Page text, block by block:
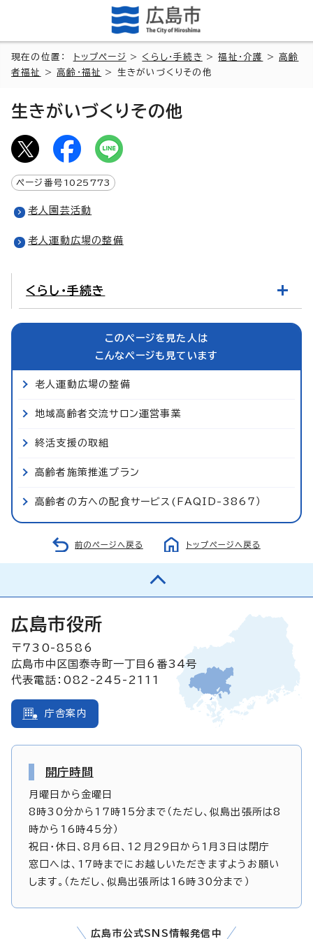
現在の位置： トップページ > くらし・手続き >福祉・介護 >高齢
者福祉
>高齢・福祉 > 生きがいづくりその他
生きがいづくりその他
ページ番号 1025773
老人園芸活動
老人運動広場の整備
くらし・手続き
このページを見た人は
こんなページも見ています
老人運動広場の整備
地域高齢者交流サロン運営事業
終活支援の取組
高齢者施策推進プラン
高齢者の方への配食サービス(FAQID-3867）
前のページへ戻る トップページへ戻る
広島市役所
〒730-8586
広島市中区国泰寺町一丁目6番34号
代表電話：082-245-2111
庁舎案内
開庁時間
月曜日から金曜日
8時30分から17時15分まで（ただし、似島出張所は8
時から16時45分）
祝日・休日、8月6日、12月29日から1月3日は閉庁
窓口へは、17時までにお越しいただきますようお願い
します。（ただし、似島出張所は16時30分まで）
広島市公式SNS情報発信中